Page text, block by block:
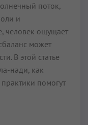
поток,
и
человек ощущает
может
В этой статье
нади, как
помогут